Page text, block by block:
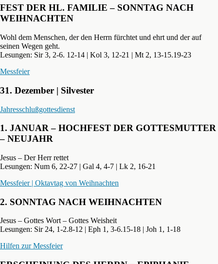
FEST DER HL. FAMILIE – SONNTAG NACH
WEIHNACHTEN
Wohl dem Menschen, der den Herrn fürchtet und ehrt und der auf
seinen Wegen geht.
Lesungen: Sir 3, 2-6. 12-14 | Kol 3, 12-21 | Mt 2, 13-15.19-23
Messfeier
31. Dezember | Silvester
Jahresschlußgottesdienst
1. JANUAR – HOCHFEST DER GOTTESMUTTER
– NEUJAHR
Jesus – Der Herr rettet
Lesungen: Num 6, 22-27 | Gal 4, 4-7 | Lk 2, 16-21
Messfeier | Oktavtag von Weihnachten
2. SONNTAG NACH WEIHNACHTEN
Jesus – Gottes Wort – Gottes Weisheit
Lesungen: Sir 24, 1-2.8-12 | Eph 1, 3-6.15-18 | Joh 1, 1-18
Hilfen zur Messfeier